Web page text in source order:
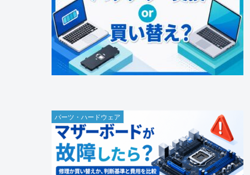
パーツ・ハードウェア